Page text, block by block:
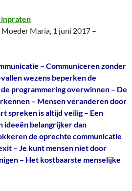
inpraten
Maria, 1 juni 2017 –
– Communiceren zonder
wezens beperken de
programmering overwinnen – De
– Mensen veranderen door
spreken is altijd veilig – Een
ideeën belangrijker dan
de oprechte communicatie
– Je kunt mensen niet door
– Het kostbaarste menselijke